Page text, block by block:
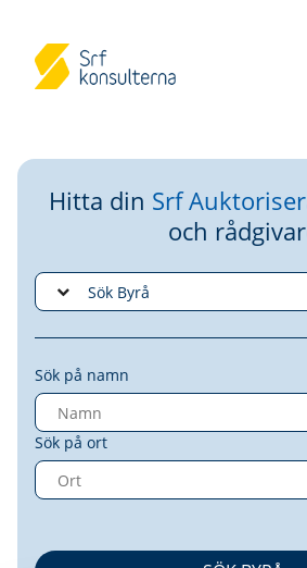
Hitta din Srf
och
Sök på namn
Sök på ort